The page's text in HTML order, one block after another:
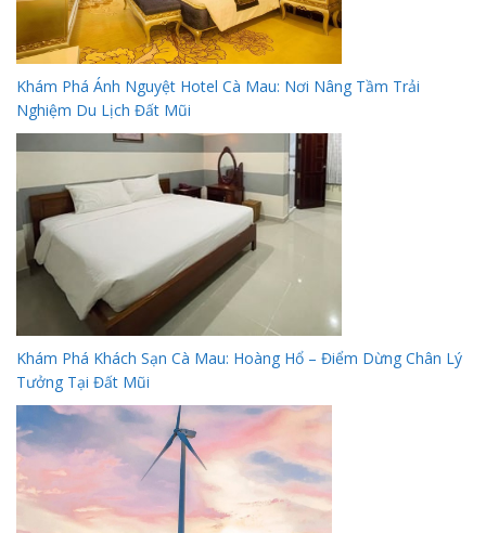
Khám Phá Ánh Nguyệt Hotel Cà Mau: Nơi Nâng Tầm Trải
Nghiệm Du Lịch Đất Mũi
Khám Phá Khách Sạn Cà Mau: Hoàng Hổ – Điểm Dừng Chân Lý
Tưởng Tại Đất Mũi